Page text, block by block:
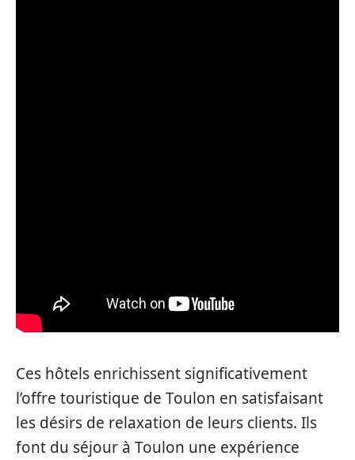
Ces hôtels enrichissent significativement
l’offre touristique de Toulon en satisfaisant
les désirs de relaxation de leurs clients. Ils
font du séjour à Toulon une expérience